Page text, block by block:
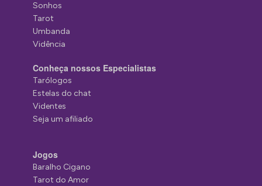
Sonhos
Tarot
Umbanda
Vidência
Conheça nossos Especialistas
Tarólogos
Estelas do chat
Videntes
Seja um afiliado
Jogos
Baralho Cigano
Tarot do Amor